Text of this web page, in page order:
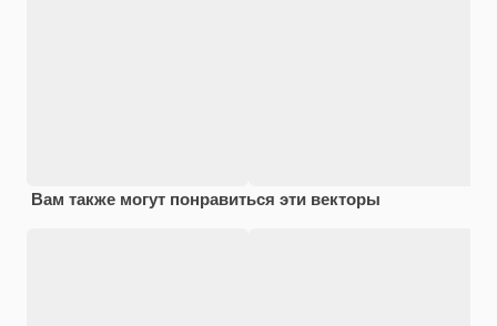
Вам также могут понравиться эти векторы